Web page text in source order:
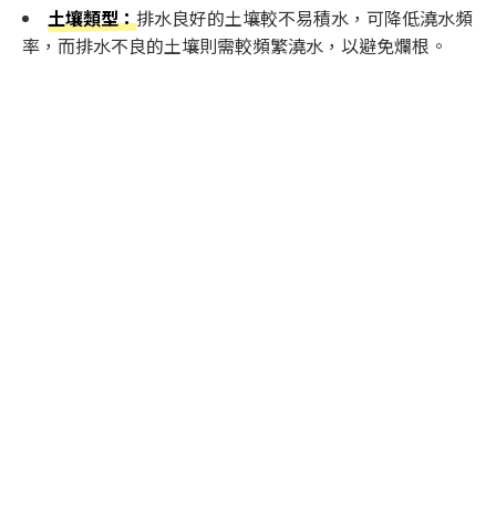
土壤類型：排水良好的土壤較不易積水，可降低澆水頻
率，而排水不良的土壤則需較頻繁澆水，以避免爛根。